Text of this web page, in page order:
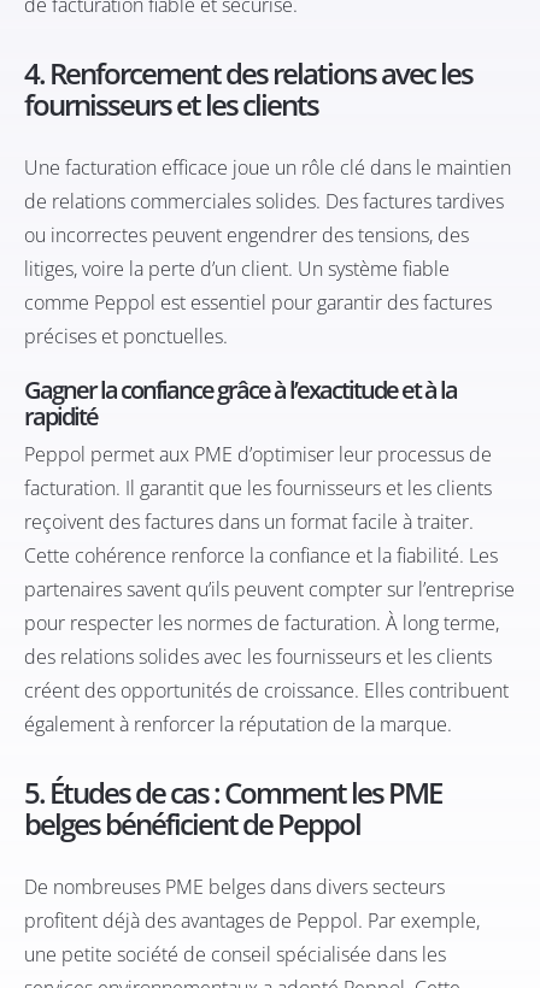
4. Renforcement des relations avec les
fournisseurs et les clients
Une facturation efficace joue un rôle clé dans le maintien
de relations commerciales solides. Des factures tardives
ou incorrectes peuvent engendrer des tensions, des
litiges, voire la perte d’un client. Un système fiable
comme Peppol est essentiel pour garantir des factures
précises et ponctuelles.
Gagner la confiance grâce à l’exactitude et à la
rapidité
Peppol permet aux PME d’optimiser leur processus de
facturation. Il garantit que les fournisseurs et les clients
reçoivent des factures dans un format facile à traiter.
Cette cohérence renforce la confiance et la fiabilité. Les
partenaires savent qu’ils peuvent compter sur l’entreprise
pour respecter les normes de facturation. À long terme,
des relations solides avec les fournisseurs et les clients
créent des opportunités de croissance. Elles contribuent
également à renforcer la réputation de la marque.
5. Études de cas : Comment les PME
belges bénéficient de Peppol
De nombreuses PME belges dans divers secteurs
profitent déjà des avantages de Peppol. Par exemple,
une petite société de conseil spécialisée dans les